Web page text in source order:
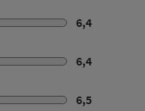
6,4
6,4
6,5